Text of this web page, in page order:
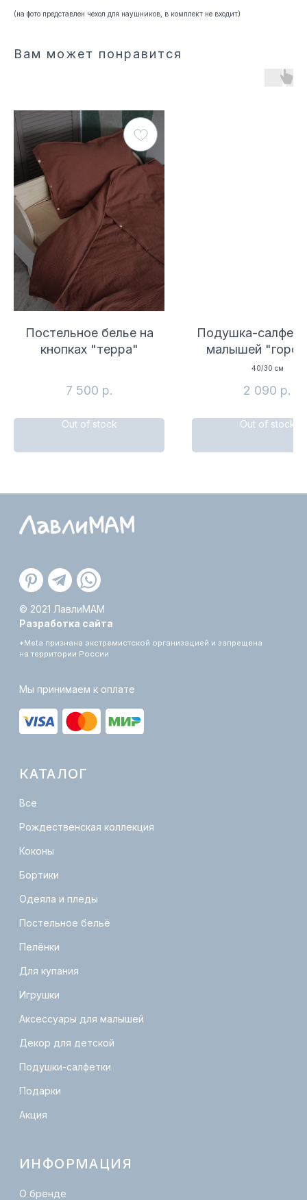
(на фото представлен чехол для наушников, в комплект не входит)
Вам может понравится
Постельное белье на
кнопках "терра"
7 500 р.
Out of stock
Подушка-
малышей
40/30 см
2 090 р.
Out of stock
© 2021 ЛавлиМАМ
Разработка сайта
Игрушки
Акция
ИНФОРМАЦИЯ
Оплата и доставка
Уход за изделиями
Мы принимаем к оплате
КОНТАКТЫ
info@lovelymam.ru
+7 (901)-380-05-55
Пелёнки
Публичная оферта
*Meta признана экстремистской организацией и запрещена
на территории России
Подушки-салфетки